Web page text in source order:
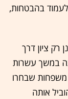
בהבטחות,
רק ציון דרך
במשך עשרות
שבחרו
אותה